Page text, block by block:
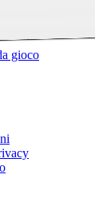
gioco